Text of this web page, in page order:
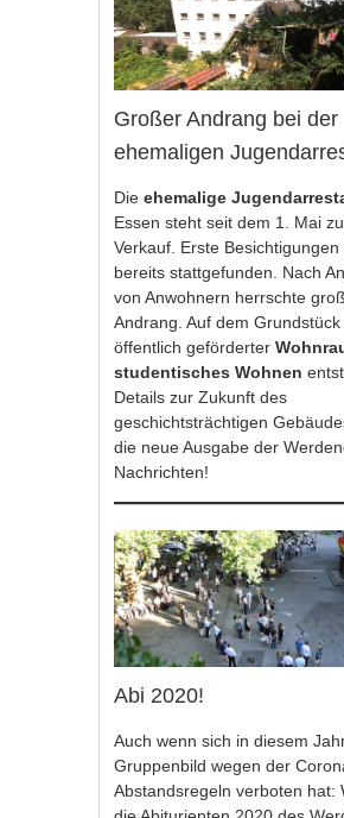
Großer Andrang bei der
ehemaligen
Dieehemalige
Essen steht seit dem 1. Mai
Verkauf. Erste Besichtigungen
bereits stattgefunden. Nach
von Anwohnern herrschte
Andrang. Auf dem Grundstück
öffentlich geförderter
studentisches Wohnen
Details zur Zukunft des
geschichtsträchtigen
die neue Ausgabe der
Nachrichten!
Abi 2020!
Auch wenn sich in diesem
Gruppenbild wegen der
Abstandsregeln verboten hat: